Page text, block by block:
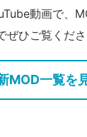
動画で、
ひご覧くださ
MOD一覧を